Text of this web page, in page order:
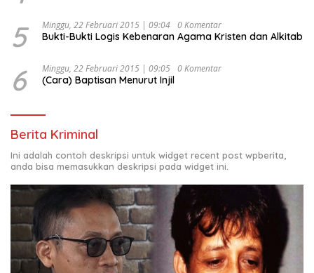
5 Minggu, 22 Februari 2015 | 09:04 0 Komentar
Bukti-Bukti Logis Kebenaran Agama Kristen dan Alkitab
6 Minggu, 22 Februari 2015 | 09:05 0 Komentar
(Cara) Baptisan Menurut Injil
Berita Kriminal
Ini adalah contoh deskripsi untuk widget recent post wpberita,
anda bisa memasukkan deskripsi pada widget ini.